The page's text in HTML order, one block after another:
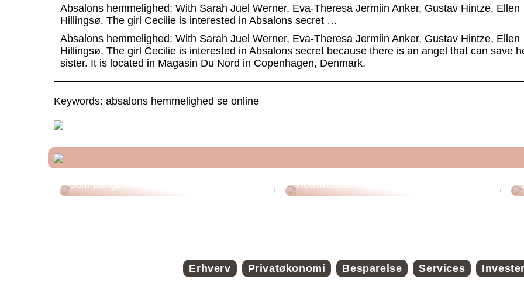
Absalons hemmelighed: With Sarah Juel Werner, Eva-Theresa Jermiin Anker, Gustav Hintze, Ellen
Hillingsø. The girl Cecilie is interested in Absalons secret …
Absalons hemmelighed: With Sarah Juel Werner, Eva-Theresa Jermiin Anker, Gustav Hintze, Ellen
Hillingsø. The girl Cecilie is interested in Absalons secret because there is an angel that can save
sister. It is located in Magasin Du Nord in Copenhagen, Denmark.
Keywords: absalons hemmelighed se online
sum penge
Realkreditlån i 2025 og dine muligheder
Erhverv Privatøkonomi Besparelse Services